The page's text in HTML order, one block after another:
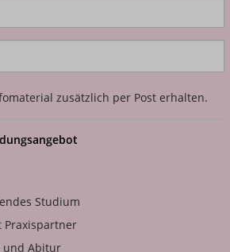
zusätzlich per Post erhalten.
Studium
Praxispartner
und Abitur